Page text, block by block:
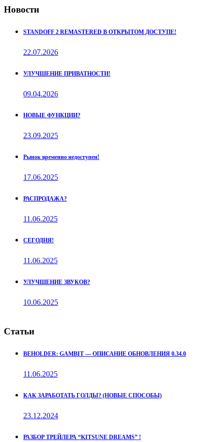
Новости
STANDOFF 2 REMASTERED В ОТКРЫТОМ ДОСТУПЕ!
22.07.2026
УЛУЧШЕНИЕ ПРИВАТНОСТИ!
09.04.2026
НОВЫЕ ФУНКЦИИ?
23.09.2025
Рынок временно недоступен!
17.06.2025
РАСПРОДАЖА?
11.06.2025
СЕГОДНЯ!
11.06.2025
УЛУЧШЕНИЕ ЗВУКОВ?
10.06.2025
Статьи
BEHOLDER: GAMBIT — ОПИСАНИЕ ОБНОВЛЕНИЯ 0.34.0
11.06.2025
КАК ЗАРАБОТАТЬ ГОЛДЫ? (НОВЫЕ СПОСОБЫ)
23.12.2024
РАЗБОР ТРЕЙЛЕРА “KITSUNE DREAMS” !